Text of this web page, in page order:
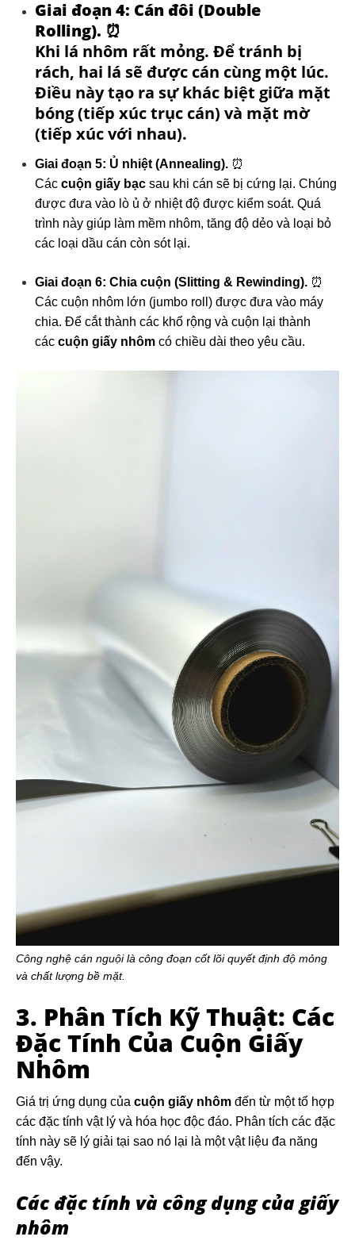
Giai đoạn 4: Cán đôi (Double
Rolling). ⏰
Khi lá nhôm rất mỏng. Để tránh bị
rách, hai lá sẽ được cán cùng một lúc.
Điều này tạo ra sự khác biệt giữa mặt
bóng (tiếp xúc trục cán) và mặt mờ
(tiếp xúc với nhau).
Giai đoạn 5: Ủ nhiệt (Annealing). ⏰
Các cuộn giấy bạc sau khi cán sẽ bị cứng lại. Chúng
được đưa vào lò ủ ở nhiệt độ được kiểm soát. Quá
trình này giúp làm mềm nhôm, tăng độ dẻo và loại bỏ
các loại dầu cán còn sót lại.
Giai đoạn 6: Chia cuộn (Slitting & Rewinding). ⏰
Các cuộn nhôm lớn (jumbo roll) được đưa vào máy
chia. Để cắt thành các khổ rộng và cuộn lại thành
các cuộn giấy nhôm có chiều dài theo yêu cầu.
Công nghệ cán nguội là công đoạn cốt lõi quyết định độ mỏng
và chất lượng bề mặt.
3. Phân Tích Kỹ Thuật: Các
Đặc Tính Của Cuộn Giấy
Nhôm
Giá trị ứng dụng của cuộn giấy nhôm đến từ một tổ hợp
các đặc tính vật lý và hóa học độc đáo. Phân tích các đặc
tính này sẽ lý giải tại sao nó lại là một vật liệu đa năng
đến vậy.
Các đặc tính và công dụng của giấy
nhôm